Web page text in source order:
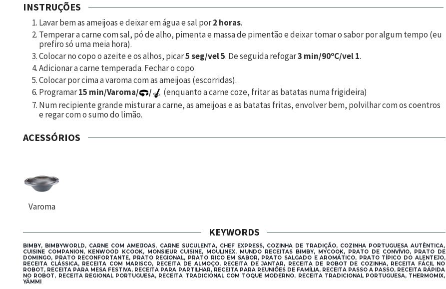
INSTRUÇÕES
Lavar bem as ameijoas e deixar em água e sal por2 horas.
Temperar a carne com sal, pó de alho, pimenta e massa de pimentão e deixar tomar o sabor por algum tempo (eu
prefiro só uma meia hora).
Colocar no copo o azeite e os alhos, picar5 seg/vel 5. De seguida refogar3 min/90ºC/vel 1.
Adicionar a carne temperada. Fechar o copo
Colocar por cima a varoma com as ameijoas (escorridas).
Programar15 min/Varoma/ /
(enquanto a carne coze, fritar as batatas numa frigideira)
Num recipiente grande misturar a carne, as ameijoas e as batatas fritas, envolver bem, polvilhar com os coentros
e regar com o sumo do limão.
ACESSÓRIOS
Varoma
KEYWORDS
BIMBY, BIMBYWORLD, CARNE COM AMEIJOAS, CARNE SUCULENTA, CHEF EXPRESS, COZINHA DE TRADIÇÃO, COZINHA PORTUGUESA AUTÊNTICA,
CUISINE COMPANION, KENWOOD KCOOK, MONSIEUR CUISINE, MOULINEX, MUNDO RECEITAS BIMBY, MYCOOK, PRATO DE CONVÍVIO, PRATO DE
DOMINGO, PRATO RECONFORTANTE, PRATO REGIONAL, PRATO RICO EM SABOR, PRATO SALGADO E AROMÁTICO, PRATO TÍPICO DO ALENTEJO,
RECEITA CLÁSSICA, RECEITA COM MARISCO, RECEITA DE ALMOÇO, RECEITA DE JANTAR, RECEITA DE ROBOT DE COZINHA, RECEITA FÁCIL NO
ROBOT, RECEITA PARA MESA FESTIVA, RECEITA PARA PARTILHAR, RECEITA PARA REUNIÕES DE FAMÍLIA, RECEITA PASSO A PASSO, RECEITA RÁPIDA
NO ROBOT, RECEITA REGIONAL PORTUGUESA, RECEITA TRADICIONAL COM TOQUE MODERNO, RECEITA TRADICIONAL PORTUGUESA, THERMOMIX,
YÄMMI